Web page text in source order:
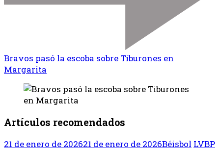
Bravos pasó la escoba sobre Tiburones en
Margarita
Artículos recomendados
21 de enero de 202621 de enero de 2026Béisbol LVBP